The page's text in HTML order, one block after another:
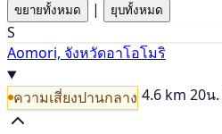
ขยายทั้งหมด | ยุบทั้งหมด
S
Aomori, จังหวัดอาโอโมริ
ความเสี่ยงปานกลาง 4.6 km 20น.